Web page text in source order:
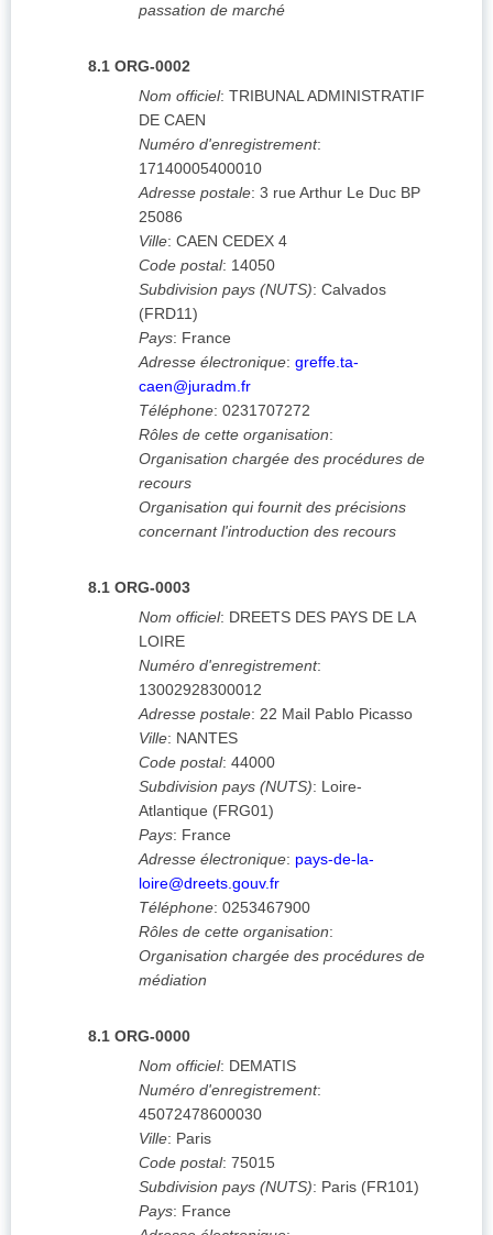
passation de marché
8.1 ORG-0002
Nom officiel: TRIBUNAL ADMINISTRATIF
DE CAEN
Numéro d'enregistrement:
17140005400010
Adresse postale: 3 rue Arthur Le Duc BP
25086
Ville: CAEN CEDEX 4
Code postal: 14050
Subdivision pays (NUTS): Calvados
(FRD11)
Pays: France
Adresse électronique: greffe.ta-
caen@juradm.fr
Téléphone: 0231707272
Rôles de cette organisation:
Organisation chargée des procédures de
recours
Organisation qui fournit des précisions
concernant l'introduction des recours
8.1 ORG-0003
Nom officiel: DREETS DES PAYS DE LA
LOIRE
Numéro d'enregistrement:
13002928300012
Adresse postale: 22 Mail Pablo Picasso
Ville: NANTES
Code postal: 44000
Subdivision pays (NUTS): Loire-
Atlantique (FRG01)
Pays: France
Adresse électronique: pays-de-la-
loire@dreets.gouv.fr
Téléphone: 0253467900
Rôles de cette organisation:
Organisation chargée des procédures de
médiation
8.1 ORG-0000
Nom officiel: DEMATIS
Numéro d'enregistrement:
45072478600030
Ville: Paris
Code postal: 75015
Subdivision pays (NUTS): Paris (FR101)
Pays: France